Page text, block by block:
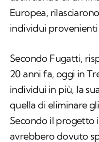
Europea,
individui provenienti
Secondo Fugatti,
20 anni fa, oggi in
individui in più, la
quella di eliminare
Secondo il progetto
avrebbero dovuto